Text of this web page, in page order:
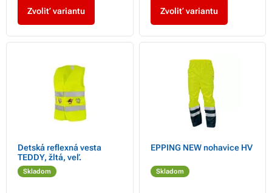
Zvoliť variantu Zvoliť variantu
Detská reflexná vesta
TEDDY, žltá, veľ.
Skladom
EPPING NEW nohavice HV
Skladom